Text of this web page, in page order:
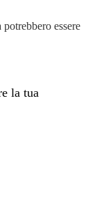
essere
la tua